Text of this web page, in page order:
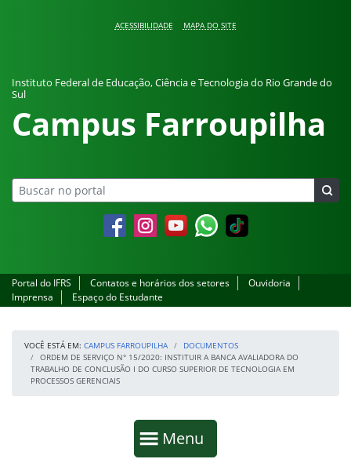
ACESSIBILIDADE MAPA DO SITE
Instituto Federal de Educação, Ciência e Tecnologia do Rio Grande do
Sul
Campus Farroupilha
FacebookInstagramYouTubeWhatsapp
Portal do IFRS Contatos e horários dos setores
Ouvidoria
Imprensa
Espaço do Estudante
VOCÊ ESTÁ EM: CAMPUS FARROUPILHA
DOCUMENTOS
ORDEM DE SERVIÇO N° 15/2020: INSTITUIR A BANCA AVALIADORA DO
TRABALHO DE CONCLUSÃO I DO CURSO SUPERIOR DE TECNOLOGIA EM
PROCESSOS GERENCIAIS
Mostrar
Menu